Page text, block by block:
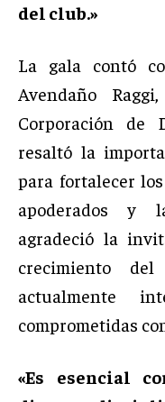
del club.»
La gala contó
Avendaño
Corporación de
resaltó la
para fortalecer
apoderados y
agradeció la
crecimiento
actualmente
comprometidas
«Es esencial